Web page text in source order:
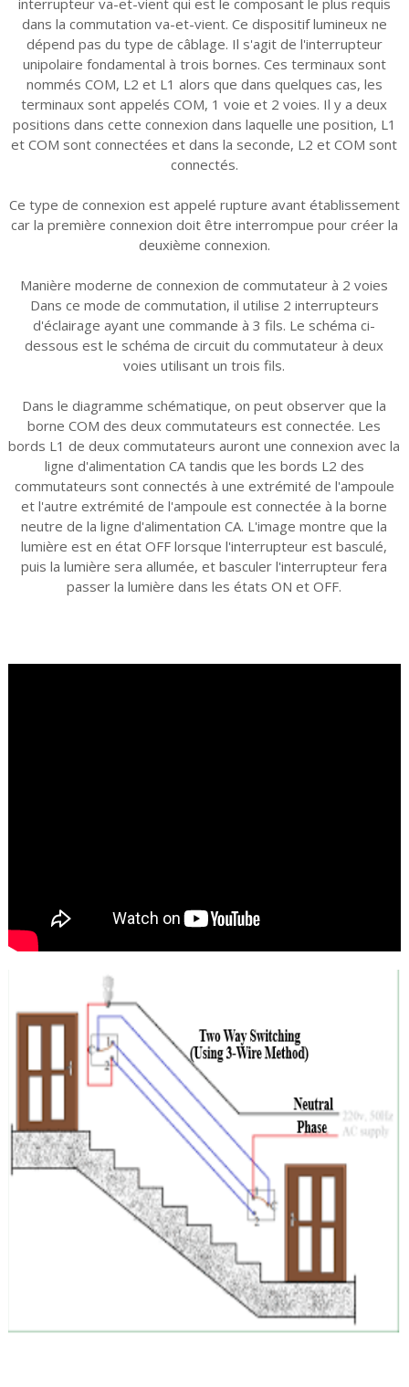
dans la commutation va-et-vient. Ce dispositif lumineux ne
dépend pas du type de câblage. Il s'agit de l'interrupteur
unipolaire fondamental à trois bornes. Ces terminaux sont
nommés COM, L2 et L1 alors que dans quelques cas, les
terminaux sont appelés COM, 1 voie et 2 voies. Il y a deux
positions dans cette connexion dans laquelle une position, L1
et COM sont connectées et dans la seconde, L2 et COM sont
connectés.
Ce type de connexion est appelé rupture avant établissement
car la première connexion doit être interrompue pour créer la
deuxième connexion.
Manière moderne de connexion de commutateur à 2 voies
Dans ce mode de commutation, il utilise 2 interrupteurs
d'éclairage ayant une commande à 3 fils. Le schéma ci-
dessous est le schéma de circuit du commutateur à deux
voies utilisant un trois fils.
Dans le diagramme schématique, on peut observer que la
borne COM des deux commutateurs est connectée. Les
bords L1 de deux commutateurs auront une connexion avec la
ligne d'alimentation CA tandis que les bords L2 des
commutateurs sont connectés à une extrémité de l'ampoule
et l'autre extrémité de l'ampoule est connectée à la borne
neutre de la ligne d'alimentation CA. L'image montre que la
lumière est en état OFF lorsque l'interrupteur est basculé,
puis la lumière sera allumée, et basculer l'interrupteur fera
passer la lumière dans les états ON et OFF.